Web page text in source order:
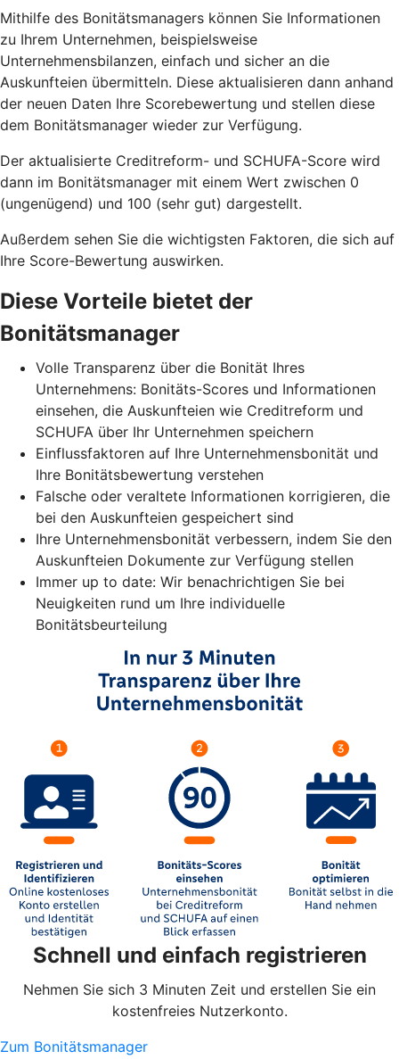
Mithilfe des Bonitätsmanagers können Sie Informationen
zu Ihrem Unternehmen, beispielsweise
Unternehmensbilanzen, einfach und sicher an die
Auskunfteien übermitteln. Diese aktualisieren dann anhand
der neuen Daten Ihre Scorebewertung und stellen diese
dem Bonitätsmanager wieder zur Verfügung.
Der aktualisierte Creditreform- und SCHUFA-Score wird
dann im Bonitätsmanager mit einem Wert zwischen 0
(ungenügend) und 100 (sehr gut) dargestellt.
Außerdem sehen Sie die wichtigsten Faktoren, die sich auf
Ihre Score-Bewertung auswirken.
Diese Vorteile bietet der
Bonitätsmanager
Volle Transparenz über die Bonität Ihres
Unternehmens: Bonitäts-Scores und Informationen
einsehen, die Auskunfteien wie Creditreform und
SCHUFA über Ihr Unternehmen speichern
Einflussfaktoren auf Ihre Unternehmensbonität und
Ihre Bonitätsbewertung verstehen
Falsche oder veraltete Informationen korrigieren, die
bei den Auskunfteien gespeichert sind
Ihre Unternehmensbonität verbessern, indem Sie den
Auskunfteien Dokumente zur Verfügung stellen
Immer up to date: Wir benachrichtigen Sie bei
Neuigkeiten rund um Ihre individuelle
Bonitätsbeurteilung
Schnell und einfach registrieren
Nehmen Sie sich 3 Minuten Zeit und erstellen Sie ein
kostenfreies Nutzerkonto.
Zum Bonitätsmanager